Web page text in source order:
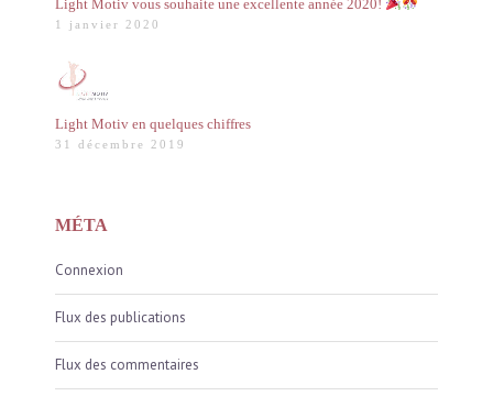
Light Motiv vous souhaite une excellente année 2020!
1 janvier 2020
Light Motiv en quelques chiffres
31 décembre 2019
MÉTA
Connexion
Flux des publications
Flux des commentaires